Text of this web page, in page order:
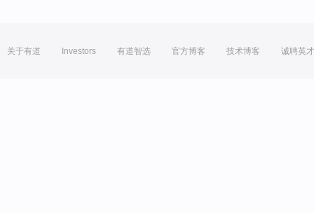
关于有道 Investors 有道智选 官方博客 技术博客 诚聘英才